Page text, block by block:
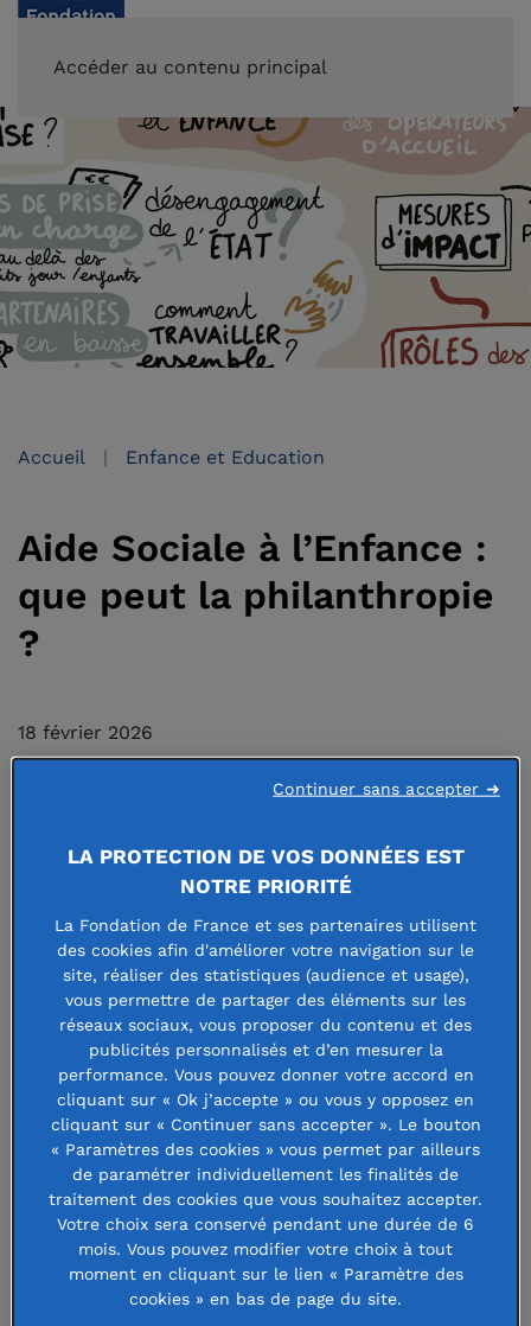
Accéder au contenu principal
Accueil Enfance et Education
Aide Sociale à l’Enfance :
que peut la philanthropie
?
18 février 2026
Le 16 décembre dernier, le collectif
Fondation de France organisait, à la
Fondation des Apprentis d’Auteuil,
une rencontre consacrée à l’Aide
Sociale à l’Enfance (ASE) et au rôle
que peut jouer la philanthropie.
Dans un contexte marqué par une crise profonde de l’Aide
Sociale à l’Enfance – près de 400 000 jeunes concernés et
des conditions d’accueil de plus en plus fragilisées par le
manque de moyens – cette journée a réuni une centaine
d’acteurs engagés : associations, pouvoirs publics,
LA PROTECTION DE VOS DONNÉES EST
NOTRE PRIORITÉ
La Fondation de France et ses partenaires utilisent
des cookies afin d'améliorer votre navigation sur le
site, réaliser des statistiques (audience et usage),
vous permettre de partager des éléments sur les
réseaux sociaux, vous proposer du contenu et des
publicités personnalisés et d’en mesurer la
performance. Vous pouvez donner votre accord en
cliquant sur « Ok j’accepte » ou vous y opposez en
cliquant sur « Continuer sans accepter ». Le bouton
« Paramètres des cookies » vous permet par ailleurs
de paramétrer individuellement les finalités de
traitement des cookies que vous souhaitez accepter.
Votre choix sera conservé pendant une durée de 6
mois. Vous pouvez modifier votre choix à tout
moment en cliquant sur le lien « Paramètre des
cookies » en bas de page du site.
Continuer sans accepter ➜